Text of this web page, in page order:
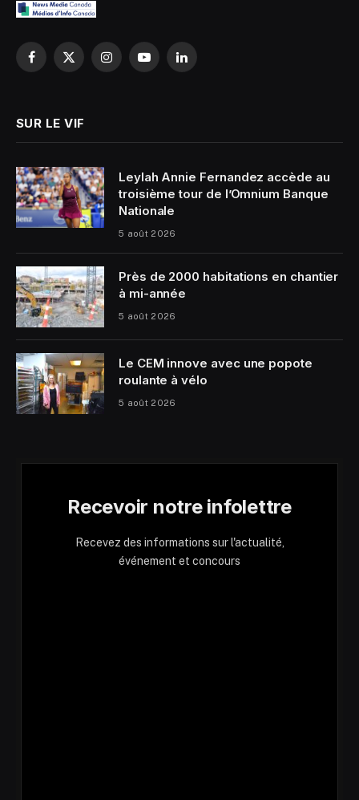
Facebook
X
InstagramYouTubeLinkedIn
SUR LE VIF
Leylah Annie Fernandez accède au
troisième tour de l’Omnium Banque
Nationale
5 août 2026
Près de 2000 habitations en chantier
à mi-année
5 août 2026
Le CEM innove avec une popote
roulante à vélo
5 août 2026
Recevoir notre infolettre
Recevez des informations sur l'actualité,
événement et concours